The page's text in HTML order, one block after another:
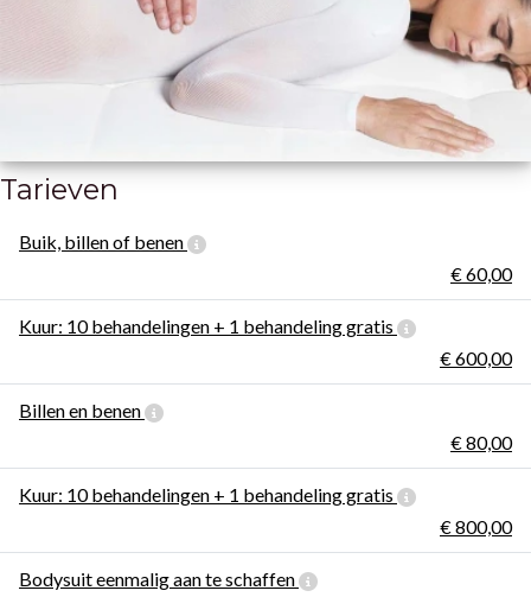
Tarieven
Buik, billen of benen
€ 60,00
Kuur: 10 behandelingen + 1 behandeling gratis
€ 600,00
Billen en benen
€ 80,00
Kuur: 10 behandelingen + 1 behandeling gratis
€ 800,00
Bodysuit eenmalig aan te schaffen